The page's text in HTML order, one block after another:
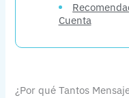
Cuenta
¿Por qué Tantos